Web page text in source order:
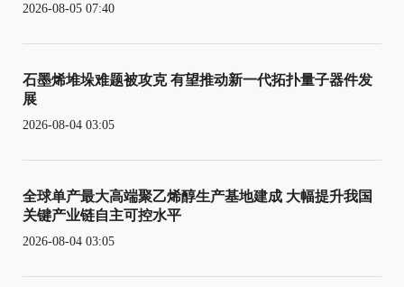
2026-08-05 07:40
石墨烯堆垛难题被攻克 有望推动新一代拓扑量子器件发
展
2026-08-04 03:05
全球单产最大高端聚乙烯醇生产基地建成 大幅提升我国
关键产业链自主可控水平
2026-08-04 03:05